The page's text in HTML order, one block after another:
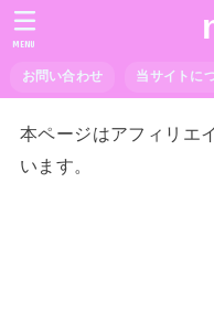
お問い合わせ 当サイトに
MENU
本ページはアフィリエ
います。